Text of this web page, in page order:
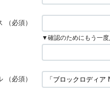
（必須）
▼確認のためにもう一度
（必須）